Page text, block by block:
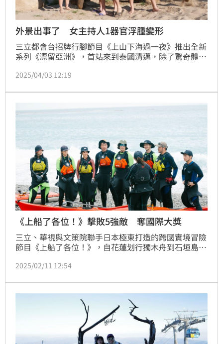
外景出事了 女主持人1器官浮腫變形
三立都會台招牌行腳節目《上山下海過一夜》推出全新
系列《漂留亞洲》，首站來到泰國清邁，除了驚奇體
神秘壯麗的山脈，感受清邁純粹的自然之美。今（週
留亞洲》。蔡維歆
2025/04/03 12:19
《上船了各位！》擊敗5強敵 奪國際大獎
三立、華視與文策院聯手日本極東打造的跨國實境冒險
節目《上船了各位！》，自花蓮划行獨木舟到石垣島，
獎」殊榮，這也是《上船了各位！》獲得第一個國際獎
2025/02/11 12:54